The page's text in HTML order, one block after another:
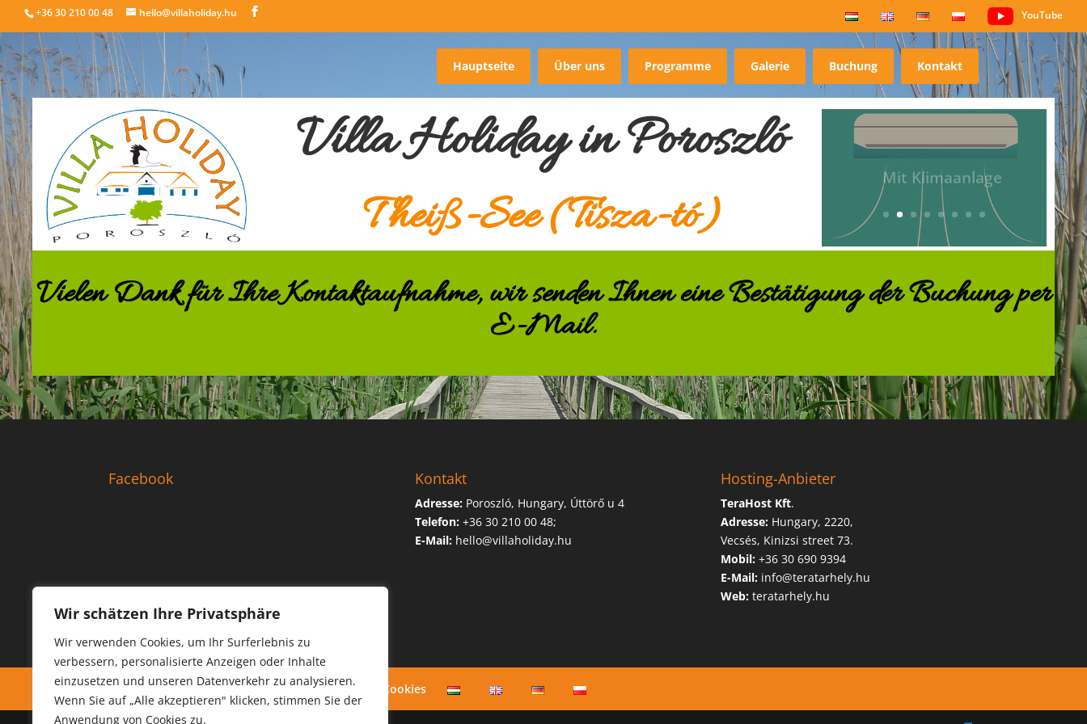
Wir schätzen Ihre Privatsphäre
Wir verwenden Cookies, um Ihr Surferlebnis zu
verbessern, personalisierte Anzeigen oder Inhalte
einzusetzen und unseren Datenverkehr zu analysieren.
Wenn Sie auf „Alle akzeptieren" klicken, stimmen Sie der
Anwendung von Cookies zu.
+36 30 210 00 48 hello@villaholiday.hu YouTube
Hauptseite Über uns Programme Galerie Buchung Kontakt
Villa Holiday in Poroszló
Theiß-See (Tisza-tó)
Mit Klimaanlage
Vielen Dank für Ihre Kontaktaufnahme, wir senden Ihnen eine Bestätigung der Buchung per
E-Mail.
Facebook Kontakt
Adresse:Poroszló, Hungary, Úttörő u 4
Telefon: +36 30 210 00 48;
E-Mail: hello@villaholiday.hu
Hosting-Anbieter
TeraHost Kft.
Adresse:Hungary, 2220,
Vecsés, Kinizsi street 73.
Mobil:+36 30 690 9394
E-Mail:info@teratarhely.hu
Web:teratarhely.hu
Kontakt Buchung Datenschutzregelung Cookies